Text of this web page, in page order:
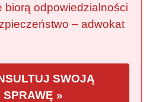
biorą odpowiedzialności
– adwokat
SWOJĄ
SPRAWĘ »